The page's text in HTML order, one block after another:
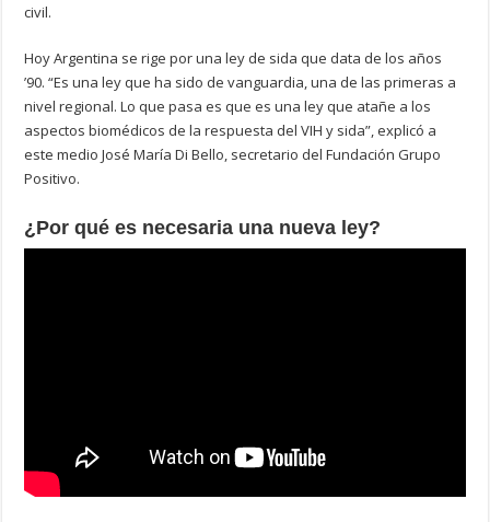
civil.
Hoy Argentina se rige por una ley de sida que data de los años
’90. “Es una ley que ha sido de vanguardia, una de las primeras a
nivel regional. Lo que pasa es que es una ley que atañe a los
aspectos biomédicos de la respuesta del VIH y sida”, explicó a
este medio José María Di Bello, secretario del Fundación Grupo
Positivo.
¿Por qué es necesaria una nueva ley?